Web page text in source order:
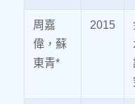
周嘉
偉，蘇
東青*
2015